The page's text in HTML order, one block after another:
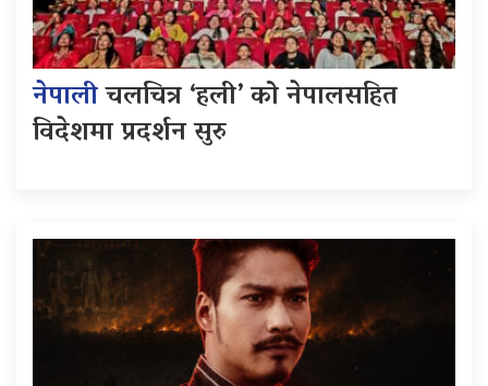
नेपालीचलचित्र ‘हली’ को नेपालसहित
विदेशमा प्रदर्शन सुरु